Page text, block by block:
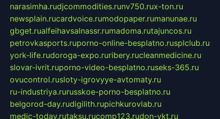
narasimha.rudjcommodities.runv750.rux-ton.ru
newsplain.rucardvoice.rumodopaper.rumanunae.ru
gbget.rualfeihavsalnassr.rumadoma.rutajuncos.ru
petrovkasports.ruporno-online-besplatno.rusplclub.ru
york-life.rudoroga-expo.ruribery.rucleanmedicine.ru
slovar-ivrit.ruporno-video-besplatno.ruseks-365.ru
ovucontrol.rusloty-igrovyye-avtomaty.ru
ru-industriya.rurusskoe-porno-besplatno.ru
belgorod-day.rudigilith.rupichkurovlab.ru
medic-today.rutaksu.rucomp123.rudon-ykt.ru